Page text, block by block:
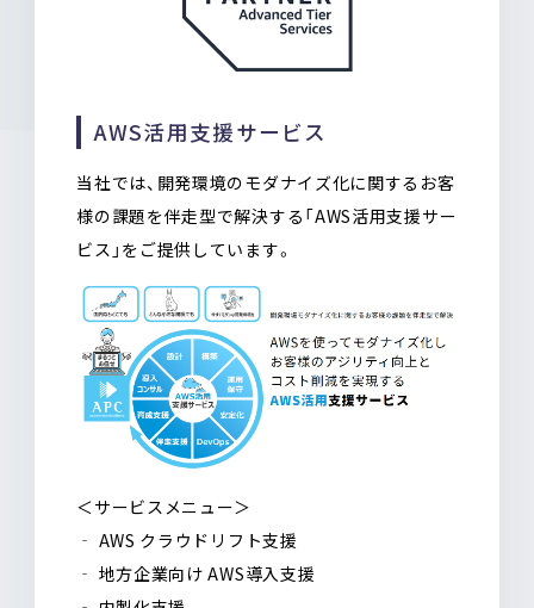
AWS活用支援サービス
当社では、開発環境のモダナイズ化に関するお客
様の課題を伴走型で解決する「AWS活用支援サー
ビス」をご提供しています。
＜サービスメニュー＞
‐ AWS クラウドリフト支援
‐ 地方企業向け AWS導入支援